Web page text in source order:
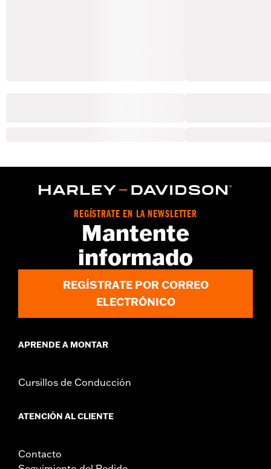
REGÍSTRATE EN LA NEWSLETTER
Mantente
informado
REGÍSTRATE POR CORREO
ELECTRÓNICO
APRENDE A MONTAR
Cursillos de Conducción
ATENCIÓN AL CLIENTE
Contacto